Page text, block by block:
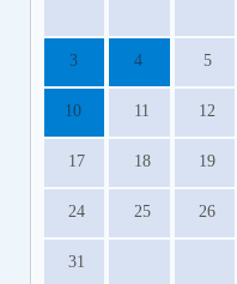
3 4 5
10 11 12
17 18 19
24 25 26
31